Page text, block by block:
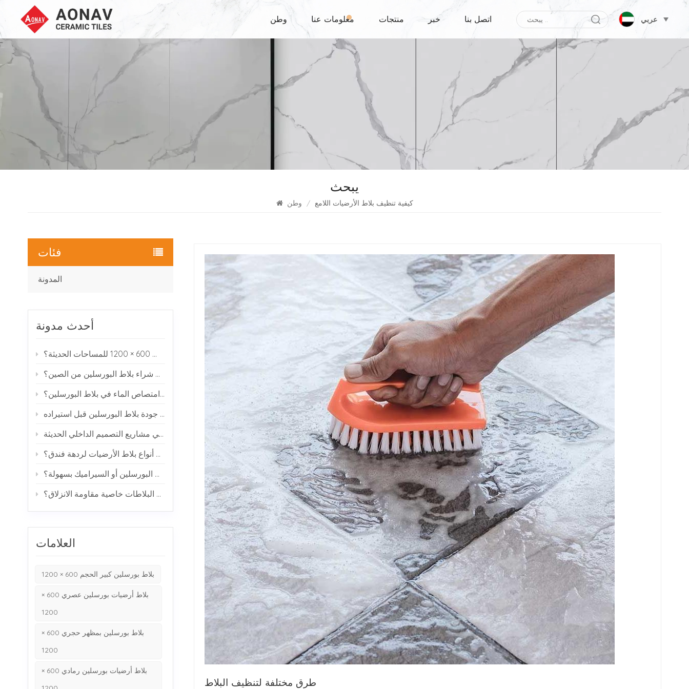
وطن معلومات عنا منتجات خبر اتصل بنا عربي
يبحث
/ كيفية تنظيف بلاط الأرضيات اللامع
طرق مختلفة لتنظيف البلاط
فئات
المدونة
أحدث مدونة
كيف يمكنك شراء بلاط البورسلين من الصين؟
ماذا يعني امتصاص الماء في بلاط البورسلين؟
كيفية فحص جودة بلاط البورسلين قبل استيراده
بلاط البورسلين ذو مظهر الرخام: لماذا يحظى بشعبية في مشاريع التصميم الداخلي الحديثة
ما هي أفضل أنواع بلاط الأرضيات لردهة فندق؟
هل تتشقق بلاطات البورسلين أو السيراميك بسهولة؟
كيف تحقق البلاطات خاصية مقاومة الانزلاق؟
العلامات
بلاط بورسلين كبير الحجم 600 × 1200
بلاط أرضيات بورسلين عصري 600 ×
1200
بلاط بورسلين بمظهر حجري 600 ×
1200
بلاط أرضيات بورسلين رمادي 600 ×